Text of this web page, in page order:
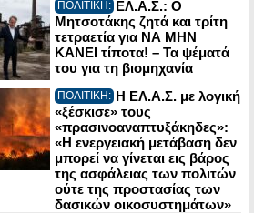
ΠΟΛΙΤΙΚΗ: ΕΛ.Α.Σ.: Ο
Μητσοτάκης ζητά και τρίτη
τετραετία για ΝΑ ΜΗΝ
ΚΑΝΕΙ τίποτα! – Τα ψέματά
του για τη βιομηχανία
ΠΟΛΙΤΙΚΗ: Η ΕΛ.Α.Σ. με λογική
«ξέσκισε» τους
«πρασινοαναπτυξάκηδες»:
«Η ενεργειακή μετάβαση δεν
μπορεί να γίνεται εις βάρος
της ασφάλειας των πολιτών
ούτε της προστασίας των
δασικών οικοσυστημάτων»